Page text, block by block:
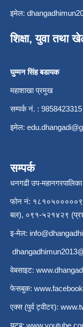
इमेल:
शिक्षा, युवा तथा
घुम्मन सिंह बडायक
महाशाखा प्रमुख
सम्पर्क नं. :
इमेल:
सम्पर्क
धनगढी उप-
फोन नं:
बल), ०९१-५२१४२९
इ-मेल:
वेबसाइट:
फेसबुक:
एक्स (पुर्व ट्वीटर):